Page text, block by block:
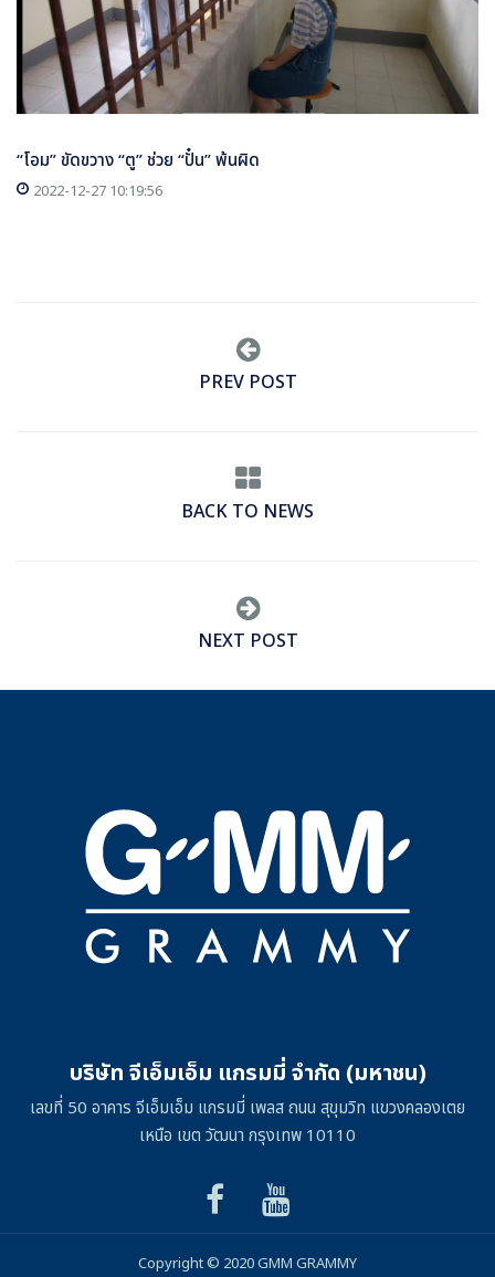
“โอม” ขัดขวาง “ตู” ช่วย “ปั๋น” พ้นผิด
2022-12-27 10:19:56
PREV POST
BACK TO NEWS
NEXT POST
บริษัท จีเอ็มเอ็ม แกรมมี่ จำกัด (มหาชน)
เลขที่ 50 อาคาร จีเอ็มเอ็ม แกรมมี่ เพลส ถนน สุขุมวิท แขวงคลองเตย
เหนือ เขต วัฒนา กรุงเทพ 10110
Copyright © 2020 GMM GRAMMY